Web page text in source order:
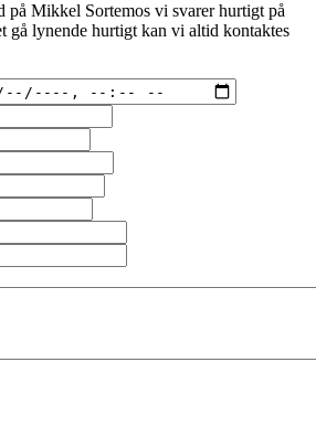
på Mikkel Sortemos vi svarer hurtigt på
gå lynende hurtigt kan vi altid kontaktes